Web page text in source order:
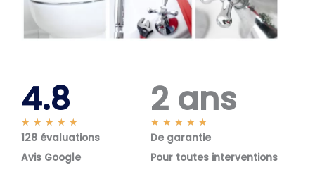
4.8
★ ★ ★ ★ ★
o
128 évaluations
Avis Google
2 ans
★ ★ ★ ★ ★
o
De garantie
Pour toutes interventions